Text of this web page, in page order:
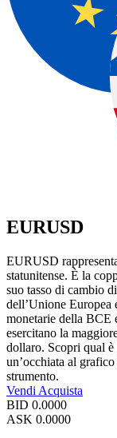
EURUSD
EURUSD
statunitense. È la
suo tasso di cambio
dell’Unione
monetarie della BCE
esercitano la
dollaro. Scopri qual
un’occhiata al
strumento.
Vendi Acquista
BID 0.0000
ASK 0.0000